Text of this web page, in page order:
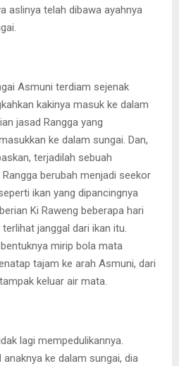
aslinya telah dibawa ayahnya
Asmuni terdiam sejenak
kakinya masuk ke dalam
jasad Rangga yang
ke dalam sungai. Dan,
terjadilah sebuah
berubah menjadi seekor
ikan yang dipancingnya
Ki Raweng beberapa hari
janggal dari ikan itu.
mirip bola mata
tajam ke arah Asmuni, dari
keluar air mata.
lagi mempedulikannya.
ke dalam sungai, dia